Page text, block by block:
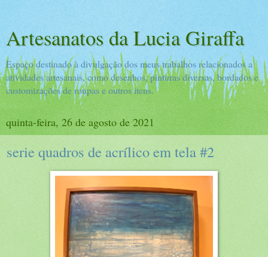
Artesanatos da Lucia Giraffa
Espaço destinado à divulgação dos meus trabalhos relacionados a
atividades artesanais, como desenhos, pinturas diversas, bordados e
customizações de roupas e outros itens.
quinta-feira, 26 de agosto de 2021
serie quadros de acrílico em tela #2